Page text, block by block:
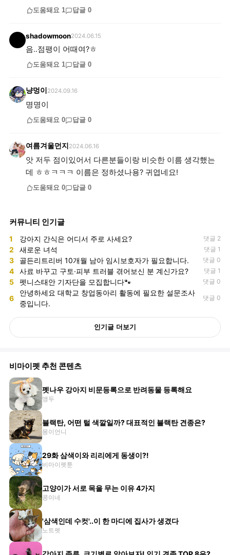
도움돼요 1 답글 0
shadowmoon2024.06.15
음..점팽이 어때여?ㅎ
도움돼요 1 답글 0
냥멍이 2024.09.16
명명이
도움돼요 0 답글 0
여름겨울먼지 2024.06.16
앗 저두 점이있어서 다른분들이랑 비슷한 이름 생각했는
데 ㅎㅎㅋㅋㅋ 이름은 정하셨나용? 귀엽네요!
도움돼요 0 답글 0
커뮤니티 인기글
1 강아지 간식은 어디서 주로 사세요? 댓글 2
2 새로운 녀석 댓글 1
3 골든리트리버 10개월 남아 임시보호자가 필요합니다. 댓글 0
4 사료 바꾸고 구토·피부 트러블 겪어보신 분 계신가요? 댓글 1
5 펫니스태안 기자단을 모집합니다🐾 댓글 0
6
안녕하세요 대학교 창업동아리 활동에 필요한 설문조사
중입니다.
댓글 0
인기글 더보기
비마이펫 추천 콘텐츠
펫나우 강아지 비문등록으로 반려동물 등록해요
앵두
블랙탄, 어떤 털 색깔일까? 대표적인 블랙탄 견종은?
몽이언니
29화 삼색이와 리리에게 동생이?!
비마이펫툰
고양이가 서로 목을 무는 이유 4가지
콩이네
'삼색인데 수컷'..이 한 마디에 집사가 생겼다
노트펫